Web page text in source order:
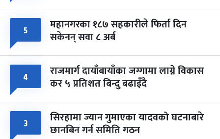
५ महानगरका १८७ सहकारीले फिर्ता दिन
सकेनन् सवा ८ अर्ब
४ राजमार्ग दायाँबायाँका जग्गामा लाग्ने विकास
कर ५ प्रतिशत बिन्दु बढाइँदै
३ सिरहामा ज्यान गुमाएका यादवको घटनाबारे
छानबिन गर्न समिति गठन